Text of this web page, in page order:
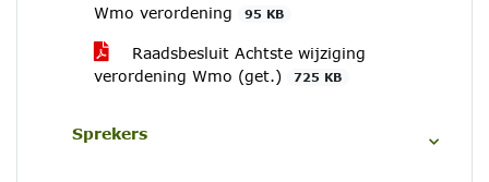
Wmo verordening
95 KB
Raadsbesluit Achtste wijziging
verordening Wmo (get.)
725 KB
Sprekers